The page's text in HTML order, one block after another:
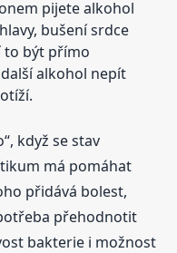
pijete alkohol
bušení srdce
to být přímo
alkohol nepít
když se stav
má pomáhat
přidává bolest,
přehodnotit
bakterie i možnost